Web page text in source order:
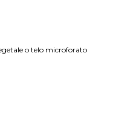
o telo microforato